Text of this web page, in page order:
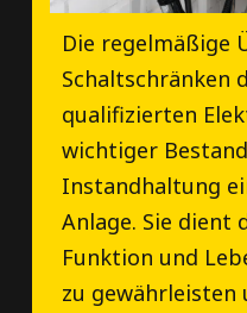
Die regelmäßige
Schaltschränken
qualifizierten
wichtiger
Instandhaltung
Anlage. Sie dient
Funktion und
zu gewährleisten